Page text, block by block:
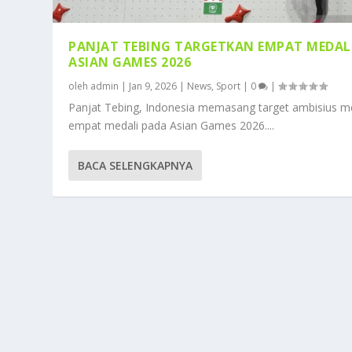
PANJAT TEBING TARGETKAN EMPAT
ASIAN GAMES 2026
oleh admin | Jan 9, 2026 | News, Sport | 0 |
Panjat Tebing, Indonesia memasang target ambisius
empat medali pada Asian Games 2026....
BACA SELENGKAPNYA